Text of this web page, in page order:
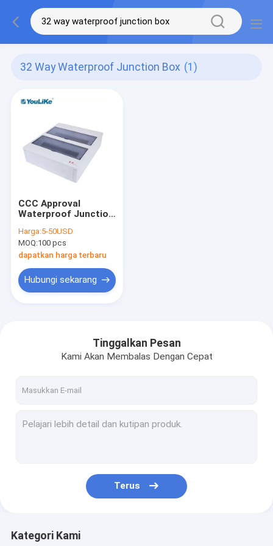
32 Way Waterproof Junction Box (1)
CCC Approval
Waterproof Junction
Dengan Jendela
Transparan
Harga:5-50USD
MOQ:100 pcs
dapatkan harga terbaru
Hubungi sekarang
Tinggalkan Pesan
Kami Akan Membalas Dengan Cepat
Terus
Kategori Kami